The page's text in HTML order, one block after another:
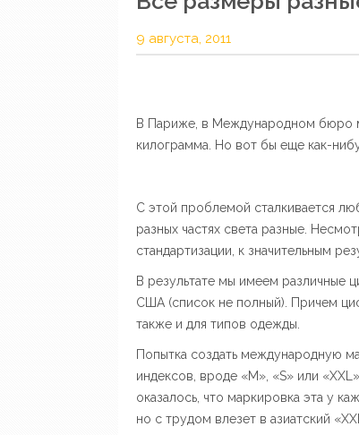
9 августа, 2011
В Париже, в Международном бюро
килограмма. Но вот бы еще как-
С этой проблемой сталкивается
разных частях света разные.
стандартизации, к значительным
В результате мы имеем различные
США (список не полный). Причем
также и для типов одежды.
Попытка создать международную
индексов, вроде «М», «S» или
оказалось, что маркировка эта у
но с трудом влезет в азиатский